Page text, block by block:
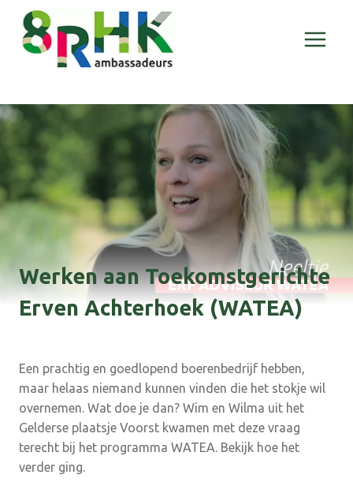
Doorgaan
naar
inhoud
Werken aan Toekomstgerichte
Erven Achterhoek (WATEA)
Een prachtig en goedlopend boerenbedrijf hebben,
maar helaas niemand kunnen vinden die het stokje wil
overnemen. Wat doe je dan? Wim en Wilma uit het
Gelderse plaatsje Voorst kwamen met deze vraag
terecht bij het programma WATEA. Bekijk hoe het
verder ging.